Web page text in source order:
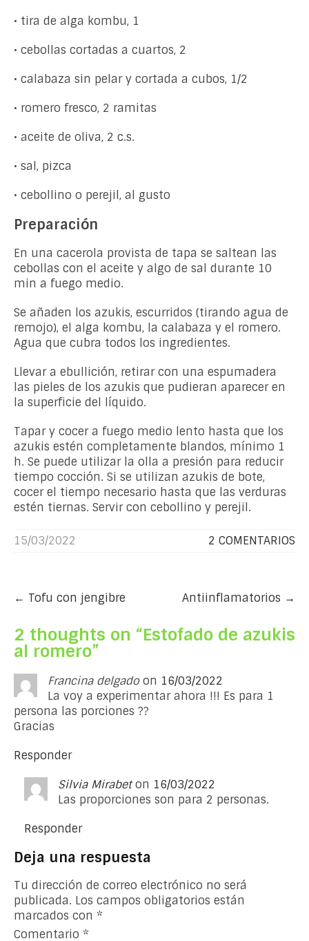
• tira de alga kombu, 1
• cebollas cortadas a cuartos, 2
• calabaza sin pelar y cortada a cubos, 1/2
• romero fresco, 2 ramitas
• aceite de oliva, 2 c.s.
• sal, pizca
• cebollino o perejil, al gusto
Preparación
En una cacerola provista de tapa se saltean las
cebollas con el aceite y algo de sal durante 10
min a fuego medio.
Se añaden los azukis, escurridos (tirando agua de
remojo), el alga kombu, la calabaza y el romero.
Agua que cubra todos los ingredientes.
Llevar a ebullición, retirar con una espumadera
las pieles de los azukis que pudieran aparecer en
la superficie del líquido.
Tapar y cocer a fuego medio lento hasta que los
azukis estén completamente blandos, mínimo 1
h. Se puede utilizar la olla a presión para reducir
tiempo cocción. Si se utilizan azukis de bote,
cocer el tiempo necesario hasta que las verduras
estén tiernas. Servir con cebollino y perejil.
15/03/2022 2 COMENTARIOS
navigation
← Tofu con jengibre Antiinflamatorios →
2 thoughts on “Estofado de azukis
al romero”
Francina delgadoon 16/03/2022
La voy a experimentar ahora !!! Es para 1
persona las porciones ??
Gracias
Responder
Silvia Mirabeton 16/03/2022
Las proporciones son para 2 personas.
Responder
Deja una respuesta
Tu dirección de correo electrónico no será
publicada. Los campos obligatorios están
marcados con *
Comentario *